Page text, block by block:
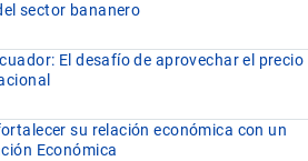
sector bananero
El desafío de aprovechar el precio
su relación económica con un
Económica